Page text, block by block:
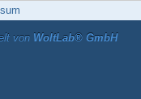
von WoltLab® GmbH